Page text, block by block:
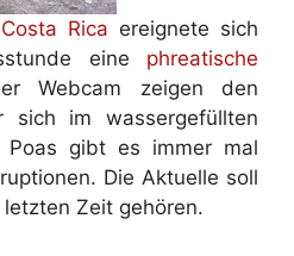
Costa Rica ereignete sich
eine phreatische
Webcam zeigen den
sich im wassergefüllten
Poas gibt es immer mal
Die Aktuelle soll
Zeit gehören.